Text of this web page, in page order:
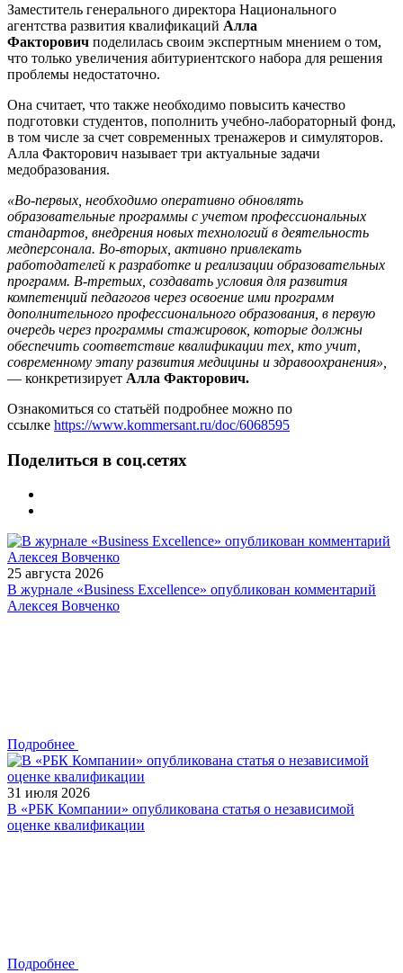
Заместитель генерального директора Национального
агентства развития квалификаций Алла
Факторович поделилась своим экспертным мнением о том,
что только увеличения абитуриентского набора для решения
проблемы недостаточно.
Она считает, что также необходимо повысить качество
подготовки студентов, пополнить учебно-лабораторный фонд,
в том числе за счет современных тренажеров и симуляторов.
Алла Факторович называет три актуальные задачи
медобразования.
«Во-первых, необходимо оперативно обновлять
образовательные программы с учетом профессиональных
стандартов, внедрения новых технологий в деятельность
медперсонала. Во-вторых, активно привлекать
работодателей к разработке и реализации образовательных
программ. В-третьих, создавать условия для развития
компетенций педагогов через освоение ими программ
дополнительного профессионального образования, в первую
очередь через программы стажировок, которые должны
обеспечить соответствие квалификации тех, кто учит,
современному этапу развития медицины и здравоохранения»,
— конкретизирует Алла Факторович.
Ознакомиться со статьёй подробнее можно по
ссылке https://www.kommersant.ru/doc/6068595
Поделиться в соц.сетях
25 августа 2026
В журнале «Business Excellence» опубликован комментарий
Алексея Вовченко
Подробнее
31 июля 2026
В «РБК Компании» опубликована статья о независимой
оценке квалификации
Подробнее